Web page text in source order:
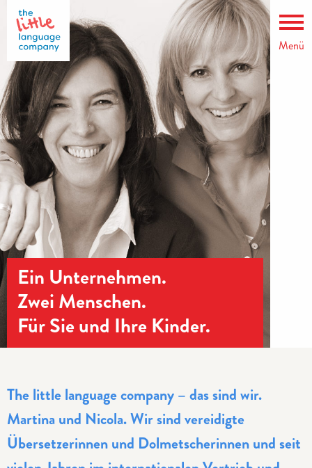
Menü
Ein Unternehmen.
Zwei Menschen.
Für Sie und Ihre Kinder.
The little language company – das sind wir.
Martina und Nicola. Wir sind vereidigte
Übersetzerinnen und Dolmetscherinnen und seit